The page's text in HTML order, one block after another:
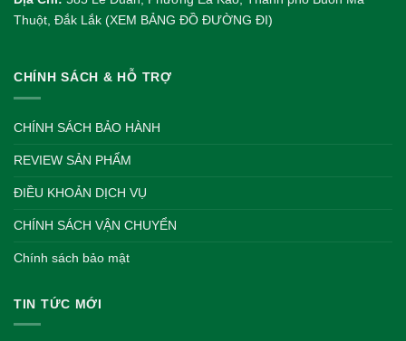
Thuột, Đắk Lắk (XEM BẢNG ĐỒ ĐƯỜNG ĐI)
CHÍNH SÁCH & HỖ TRỢ
CHÍNH SÁCH BẢO HÀNH
REVIEW SẢN PHẨM
ĐIỀU KHOẢN DỊCH VỤ
CHÍNH SÁCH VẬN CHUYỂN
Chính sách bảo mật
TIN TỨC MỚI